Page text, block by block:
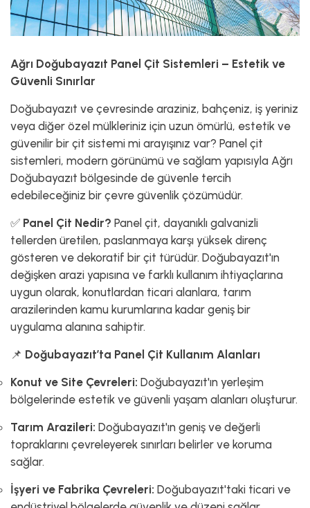
Ağrı Doğubayazıt Panel Çit Sistemleri – Estetik ve
Güvenli Sınırlar
Doğubayazıt ve çevresinde araziniz, bahçeniz, iş yeriniz
veya diğer özel mülkleriniz için uzun ömürlü, estetik ve
güvenilir bir çit sistemi mi arayışınız var? Panel çit
sistemleri, modern görünümü ve sağlam yapısıyla Ağrı
Doğubayazıt bölgesinde de güvenle tercih
edebileceğiniz bir çevre güvenlik çözümüdür.
✅ Panel Çit Nedir? Panel çit, dayanıklı galvanizli
tellerden üretilen, paslanmaya karşı yüksek direnç
gösteren ve dekoratif bir çit türüdür. Doğubayazıt'ın
değişken arazi yapısına ve farklı kullanım ihtiyaçlarına
uygun olarak, konutlardan ticari alanlara, tarım
arazilerinden kamu kurumlarına kadar geniş bir
uygulama alanına sahiptir.
📌 Doğubayazıt’ta Panel Çit Kullanım Alanları
Konut ve Site Çevreleri: Doğubayazıt'ın yerleşim
bölgelerinde estetik ve güvenli yaşam alanları oluşturur.
Tarım Arazileri: Doğubayazıt'ın geniş ve değerli
topraklarını çevreleyerek sınırları belirler ve koruma
sağlar.
İşyeri ve Fabrika Çevreleri: Doğubayazıt'taki ticari ve